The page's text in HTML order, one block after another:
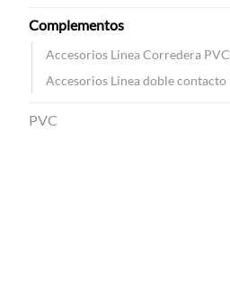
Complementos
Accesorios Linea Corredera PVC
Accesorios Linea doble contacto
PVC